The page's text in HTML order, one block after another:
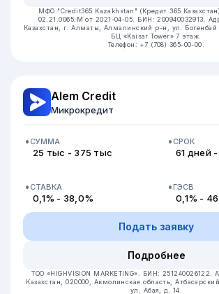
МФО "Credit365 Kazakhstan" (Кредит 365
02.21.0065.M от 2021-04-05. БИН: 200940032913.
Казахстан, г. Алматы, Алмалинский р-н, ул. Богенбай
БЦ «Kaisar Tower» 7 этаж.
Телефон: +7 (708) 365-00-00.
Alem Credit
Микрокредит
СУММА
25 тыс - 375 тыс
СРОК
61 дней
СТАВКА
0,1% - 38,0%
ГЭСВ
0,1% -
Подать заявку
Подробнее
ТОО «HIGHVISION MARKETING». БИН: 251240026122.
Казахстан, 020000, Акмолинская область,
ул. Абая, д. 14.